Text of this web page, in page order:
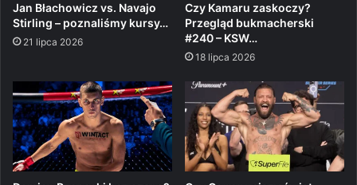
Jan Błachowicz vs. Navajo
Stirling – poznaliśmy kursy…
21 lipca 2026
Czy Kamaru zaskoczy?
Przegląd bukmacherski
#240 – KSW…
18 lipca 2026